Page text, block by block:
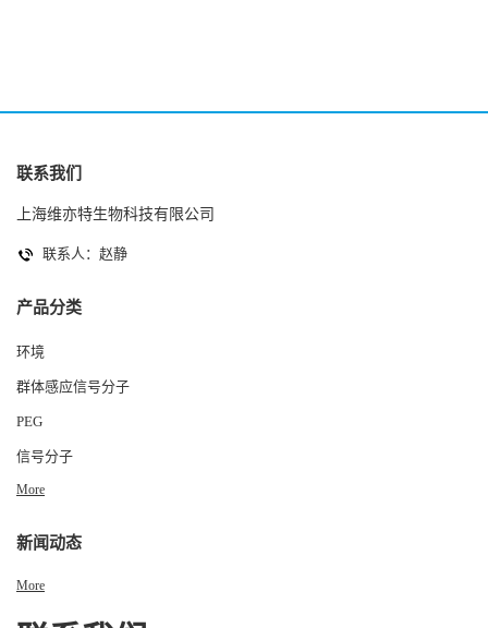
联系我们
上海维亦特生物科技有限公司
联系人：赵静
产品分类
环境
群体感应信号分子
PEG
信号分子
More
新闻动态
More